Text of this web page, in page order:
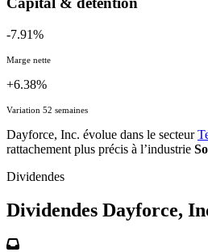
-7.91%
Marge nette
+6.38%
Variation 52 semaines
Dayforce, Inc. évolue dans le secteur
rattachement plus précis à l’industrie
Dividendes
Dividendes Dayforce,